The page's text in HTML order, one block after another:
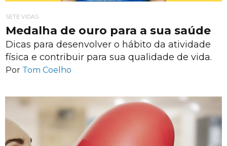
SETE VIDAS
Medalha de ouro para a sua saúde
Dicas para desenvolver o hábito da atividade
física e contribuir para sua qualidade de vida.
Por Tom Coelho